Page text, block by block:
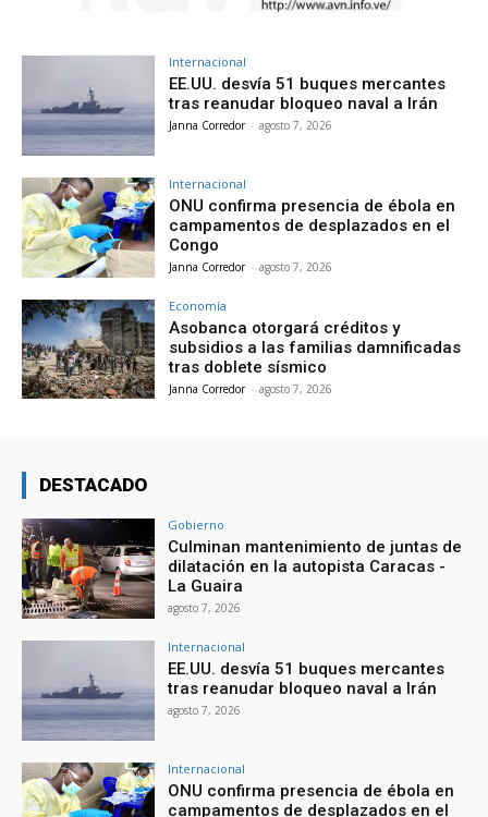
Internacional
EE.UU. desvía 51 buques mercantes
tras reanudar bloqueo naval a Irán
Janna Corredor - agosto 7, 2026
Internacional
ONU confirma presencia de ébola en
campamentos de desplazados en el
Congo
Janna Corredor - agosto 7, 2026
Economía
Asobanca otorgará créditos y
subsidios a las familias damnificadas
tras doblete sísmico
Janna Corredor - agosto 7, 2026
DESTACADO
Gobierno
Culminan mantenimiento de juntas de
dilatación en la autopista Caracas -
La Guaira
agosto 7, 2026
Internacional
EE.UU. desvía 51 buques mercantes
tras reanudar bloqueo naval a Irán
agosto 7, 2026
Internacional
ONU confirma presencia de ébola en
campamentos de desplazados en el